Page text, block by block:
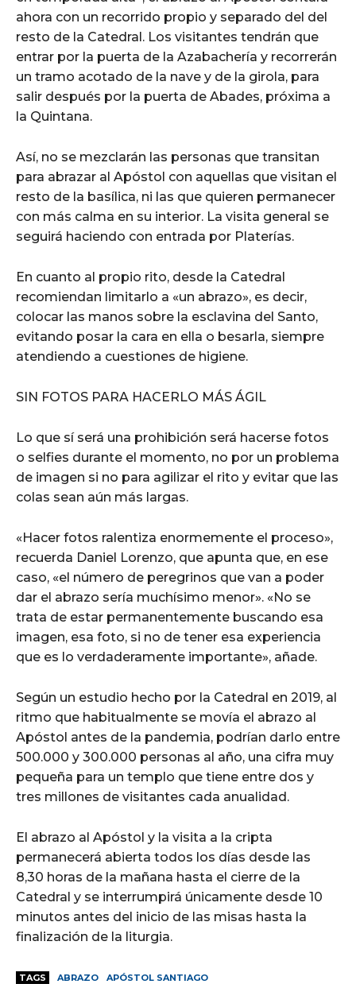
ahora con un recorrido propio y separado del del
resto de la Catedral. Los visitantes tendrán que
entrar por la puerta de la Azabachería y recorrerán
un tramo acotado de la nave y de la girola, para
salir después por la puerta de Abades, próxima a
la Quintana.
Así, no se mezclarán las personas que transitan
para abrazar al Apóstol con aquellas que visitan el
resto de la basílica, ni las que quieren permanecer
con más calma en su interior. La visita general se
seguirá haciendo con entrada por Platerías.
En cuanto al propio rito, desde la Catedral
recomiendan limitarlo a «un abrazo», es decir,
colocar las manos sobre la esclavina del Santo,
evitando posar la cara en ella o besarla, siempre
atendiendo a cuestiones de higiene.
SIN FOTOS PARA HACERLO MÁS ÁGIL
Lo que sí será una prohibición será hacerse fotos
o selfies durante el momento, no por un problema
de imagen si no para agilizar el rito y evitar que las
colas sean aún más largas.
«Hacer fotos ralentiza enormemente el proceso»,
recuerda Daniel Lorenzo, que apunta que, en ese
caso, «el número de peregrinos que van a poder
dar el abrazo sería muchísimo menor». «No se
trata de estar permanentemente buscando esa
imagen, esa foto, si no de tener esa experiencia
que es lo verdaderamente importante», añade.
Según un estudio hecho por la Catedral en 2019, al
ritmo que habitualmente se movía el abrazo al
Apóstol antes de la pandemia, podrían darlo entre
500.000 y 300.000 personas al año, una cifra muy
pequeña para un templo que tiene entre dos y
tres millones de visitantes cada anualidad.
El abrazo al Apóstol y la visita a la cripta
permanecerá abierta todos los días desde las
8,30 horas de la mañana hasta el cierre de la
Catedral y se interrumpirá únicamente desde 10
minutos antes del inicio de las misas hasta la
finalización de la liturgia.
TAGS ABRAZO
APÓSTOL SANTIAGO